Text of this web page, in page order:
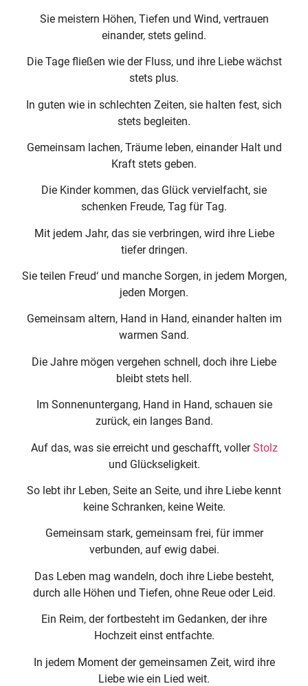
Sie meistern Höhen, Tiefen und Wind, vertrauen
einander, stets gelind.
Die Tage fließen wie der Fluss, und ihre Liebe wächst
stets plus.
In guten wie in schlechten Zeiten, sie halten fest, sich
stets begleiten.
Gemeinsam lachen, Träume leben, einander Halt und
Kraft stets geben.
Die Kinder kommen, das Glück vervielfacht, sie
schenken Freude, Tag für Tag.
Mit jedem Jahr, das sie verbringen, wird ihre Liebe
tiefer dringen.
Sie teilen Freud‘ und manche Sorgen, in jedem Morgen,
jeden Morgen.
Gemeinsam altern, Hand in Hand, einander halten im
warmen Sand.
Die Jahre mögen vergehen schnell, doch ihre Liebe
bleibt stets hell.
Im Sonnenuntergang, Hand in Hand, schauen sie
zurück, ein langes Band.
Auf das, was sie erreicht und geschafft, vollerStolz
und Glückseligkeit.
So lebt ihr Leben, Seite an Seite, und ihre Liebe kennt
keine Schranken, keine Weite.
Gemeinsam stark, gemeinsam frei, für immer
verbunden, auf ewig dabei.
Das Leben mag wandeln, doch ihre Liebe besteht,
durch alle Höhen und Tiefen, ohne Reue oder Leid.
Ein Reim, der fortbesteht im Gedanken, der ihre
Hochzeit einst entfachte.
In jedem Moment der gemeinsamen Zeit, wird ihre
Liebe wie ein Lied weit.